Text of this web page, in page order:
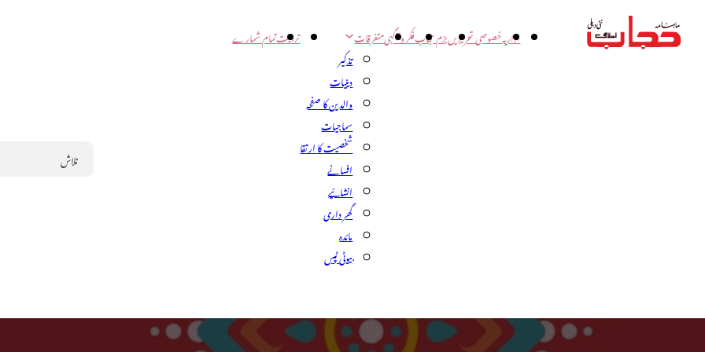
اداریہخصوصی تحریریںبزم حجابفکر و آگہیمتفرقات
تذکیر
دینیات
والدین کا صفحہ
سماجیات
شخصیت کا ارتقا
افسانے
انشائیے
گھر داری
مائدہ
بیوٹی ٹپس
تربیتتمام شمارے
Search